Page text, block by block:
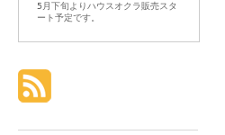
5月下旬よりハウスオクラ販売スタ
ート予定です。